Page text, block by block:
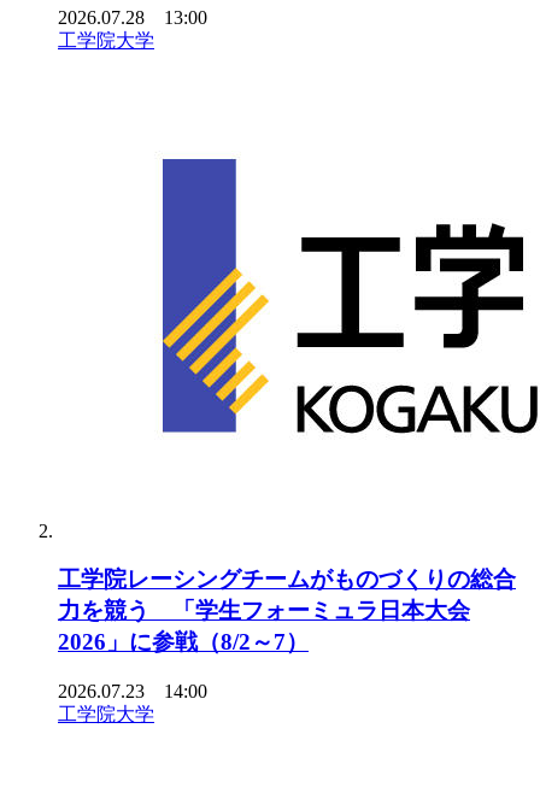
2026.07.28 13:00
工学院大学
工学院レーシングチームがものづくりの総合
力を競う 「学生フォーミュラ日本大会
2026」に参戦（8/2～7）
2026.07.23 14:00
工学院大学